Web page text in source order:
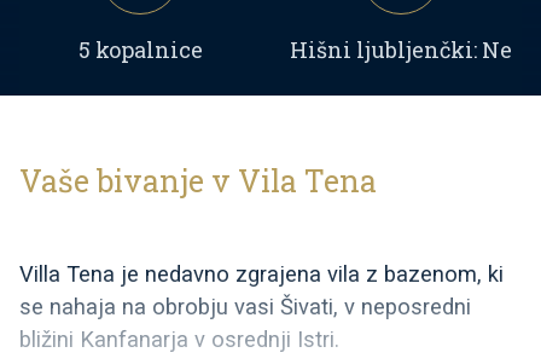
5 kopalnice Hišni ljubljenčki: Ne
Vaše bivanje v Vila Tena
Villa Tena je nedavno zgrajena vila z bazenom, ki
se nahaja na obrobju vasi Šivati, v neposredni
bližini Kanfanarja v osrednji Istri.